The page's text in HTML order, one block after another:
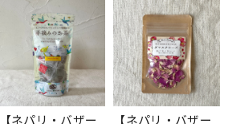
【ネパリ・バザー
【ネパリ・バザー